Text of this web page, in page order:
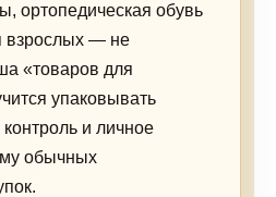
ортопедическая обувь
взрослых — не
«товаров для
упаковывать
и личное
обычных